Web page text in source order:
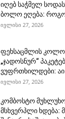
იღებ საჭმელ
ბოლო ეღება:
ივლისი 27, 2026
ფეხსაცმლის
„ჯადოსნურ“
ვუფრთხილდები:
ივლისი 27, 2026
კომბოსტო
მსხვერპლი ხდება: